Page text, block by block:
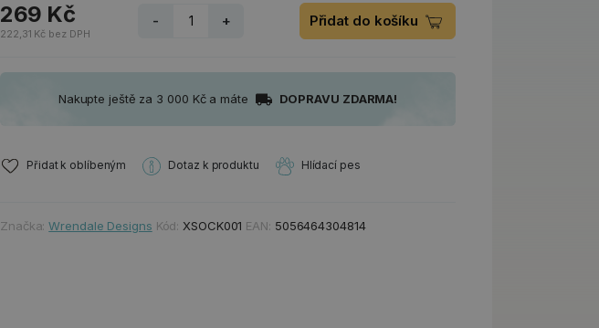
269 Kč
222,31 Kč bez DPH
- + Přidat do košíku
Nakupte ještě za 3 000 Kč a máte DOPRAVU ZDARMA!
Přidat k oblíbeným Dotaz k produktu Hlídací pes
Značka:Wrendale Designs Kód: XSOCK001 EAN: 5056464304814